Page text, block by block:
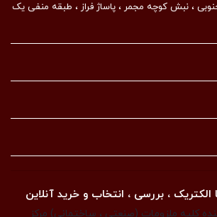
جنوبی ، نبش کوچه مجمر ، پاساژ فراز ، طبقه منفی یک
الکتریک ، بررسی ، انتخاب و خرید آنلاین
کلیه ملزومات (صنعتی ، ساختمانی) مرکز